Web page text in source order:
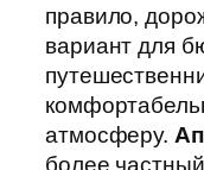
правило,
вариант для
атмосферу.
более